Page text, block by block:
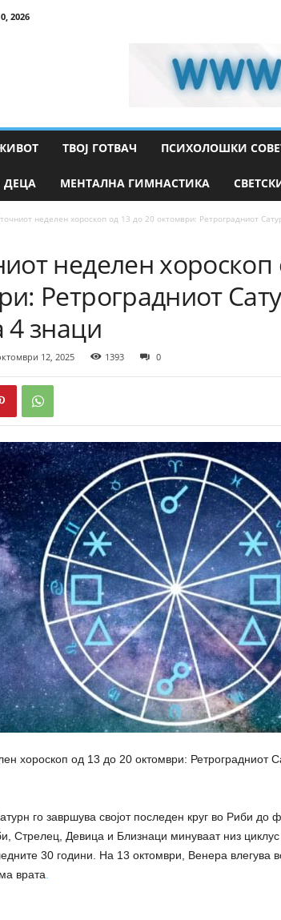
2026
ТВОЈ ГОТВАЧ ПСИХОЛОШКИ
ДЕЦА МЕНТАЛНА ГИМНАСТИКА
неделен хороскоп од 13 до 20 октомври: Ретроградниот
неделен хороскоп
Ретроградниот
4 знаци
12, 2025 1393 0
хороскоп од 13 до 20 октомври: Ретроградниот
го завршува својот последен круг во Риби до
Стрелец, Девица и Близнаци минуваат низ
30 години. На 13 октомври, Венера влегува
врата